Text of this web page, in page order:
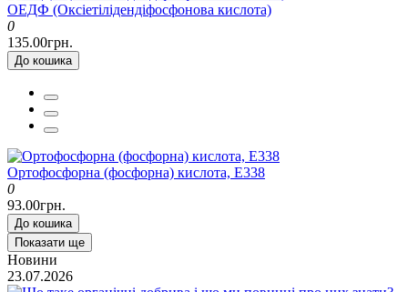
ОЕДФ (Оксіетілідендіфосфонова кислота)
0
135.00грн.
До кошика
Ортофосфорна (фосфорна) кислота, Е338
0
93.00грн.
До кошика
Показати ще
Новини
23.07.2026